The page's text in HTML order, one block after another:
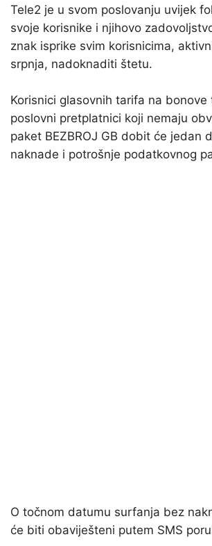
Tele2 je u svom poslovanju uvijek
svoje korisnike i njihovo
znak isprike svim korisnicima,
srpnja, nadoknaditi štetu.
Korisnici glasovnih tarifa na bonove
poslovni pretplatnici koji nemaju
paket BEZBROJ GB dobit će jedan
naknade i potrošnje podatkovnog
O točnom datumu surfanja bez
će biti obaviješteni putem SMS